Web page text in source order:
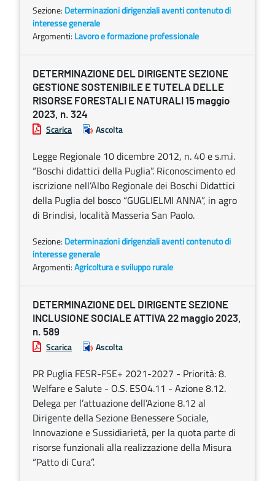
Sezione: Determinazioni dirigenziali aventi contenuto di
interesse generale
Argomenti: Lavoro e formazione professionale
DETERMINAZIONE DEL DIRIGENTE SEZIONE
GESTIONE SOSTENIBILE E TUTELA DELLE
RISORSE FORESTALI E NATURALI 15 maggio
2023, n. 324
Scarica Ascolta
Legge Regionale 10 dicembre 2012, n. 40 e s.m.i.
“Boschi didattici della Puglia”. Riconoscimento ed
iscrizione nell’Albo Regionale dei Boschi Didattici
della Puglia del bosco “GUGLIELMI ANNA”, in agro
di Brindisi, località Masseria San Paolo.
Sezione: Determinazioni dirigenziali aventi contenuto di
interesse generale
Argomenti:Agricoltura e sviluppo rurale
DETERMINAZIONE DEL DIRIGENTE SEZIONE
INCLUSIONE SOCIALE ATTIVA 22 maggio 2023,
n. 589
Scarica Ascolta
PR Puglia FESR-FSE+ 2021-2027 - Priorità: 8.
Welfare e Salute - O.S. ESO4.11 - Azione 8.12.
Delega per l’attuazione dell’Azione 8.12 al
Dirigente della Sezione Benessere Sociale,
Innovazione e Sussidiarietà, per la quota parte di
risorse funzionali alla realizzazione della Misura
“Patto di Cura”.